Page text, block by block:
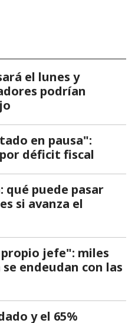
el lunes y
podrían
en pausa":
déficit fiscal
qué puede pasar
si avanza el
jefe": miles
endeudan con las
y el 65%